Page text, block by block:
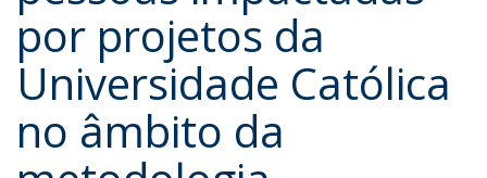
por projetos da
Universidade Católica
no âmbito da